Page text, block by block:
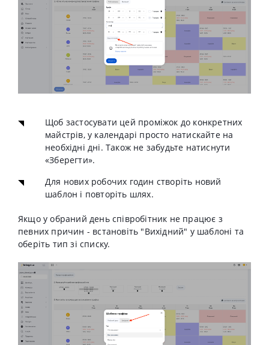
Щоб застосувати цей проміжок до конкретних
майстрів, у календарі просто натискайте на
необхідні дні. Також не забудьте натиснути
«Зберегти».
Для нових робочих годин створіть новий
шаблон і повторіть шлях.
Якщо у обраний день співробітник не працює з
певних причин - встановіть "Вихідний" у шаблоні та
оберіть тип зі списку.